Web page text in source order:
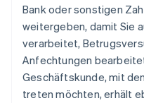
Bank oder sonstigen
weitergeben, damit Sie
verarbeitet,
Anfechtungen
Geschäftskunde, mit
treten möchten, erhält